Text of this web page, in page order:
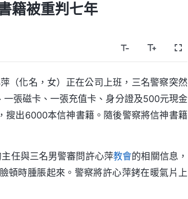
籍被重判七年
（化名，女）正在公司上班，三名警察突然
張磁卡、一張充值卡、身分證及500元現金
搜出6000本信神書籍。隨後警察將信神書籍
任與三名男警審問許心萍教會的相關信息，
頓時腫脹起來。警察將許心萍銬在暖氣片上